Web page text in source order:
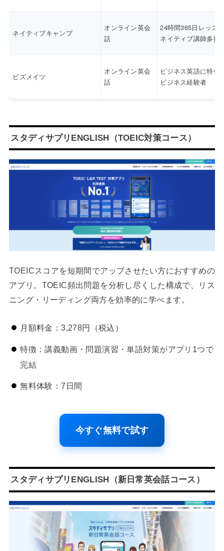
ネイティブキャンプ
オンライン英会
話
24時間365日レッス
ネイティブ講師多数
ビズメイツ
オンライン英会
話
ビジネス英語に特化
ビジネス経験者
スタディサプリENGLISH（TOEIC対策コース）
TOEICスコアを短期間でアップさせたい方におすすめの
アプリ。TOEIC頻出問題を分析し尽くした構成で、リス
ニング・リーディング両方を効率的に学べます。
月額料金：3,278円（税込）
特徴：講義動画・問題演習・単語対策がアプリ1つで
完結
無料体験：7日間
今すぐ無料で試す
スタディサプリENGLISH（新日常英会話コース）